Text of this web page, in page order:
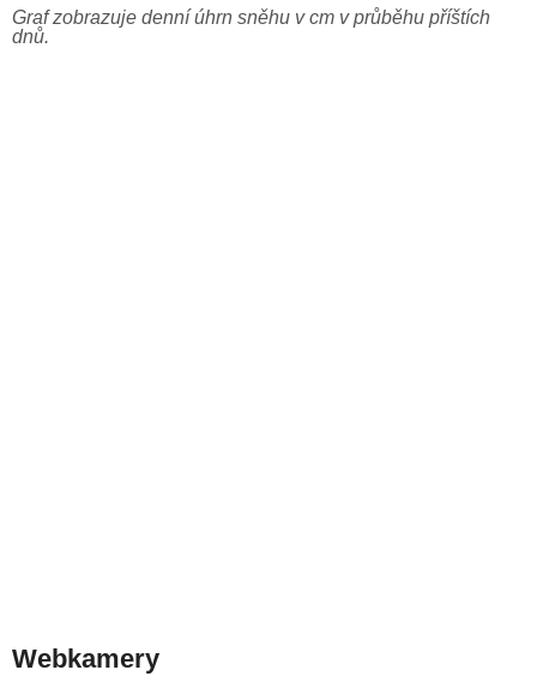
Graf zobrazuje denní úhrn sněhu v cm v průběhu příštích
dnů.
Webkamery